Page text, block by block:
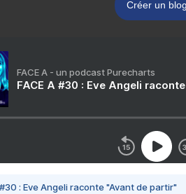
Créer un blog
FACE A - un podcast Purecharts
FACE A #30 : Eve Angeli
#30 : Eve Angeli raconte "Avant de partir"